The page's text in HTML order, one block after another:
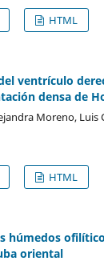
HTML
ventrículo
densa de
Moreno, Luis
HTML
húmedos
oriental